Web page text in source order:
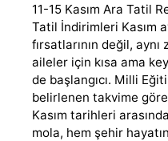
ve
11-15 Kasım Ara Tatil
Tatil İndirimleri Kasım
fırsatlarının değil,
aileler için kısa ama
de başlangıcı. Milli
belirlenen takvime
Kasım tarihleri
mola, hem şehir